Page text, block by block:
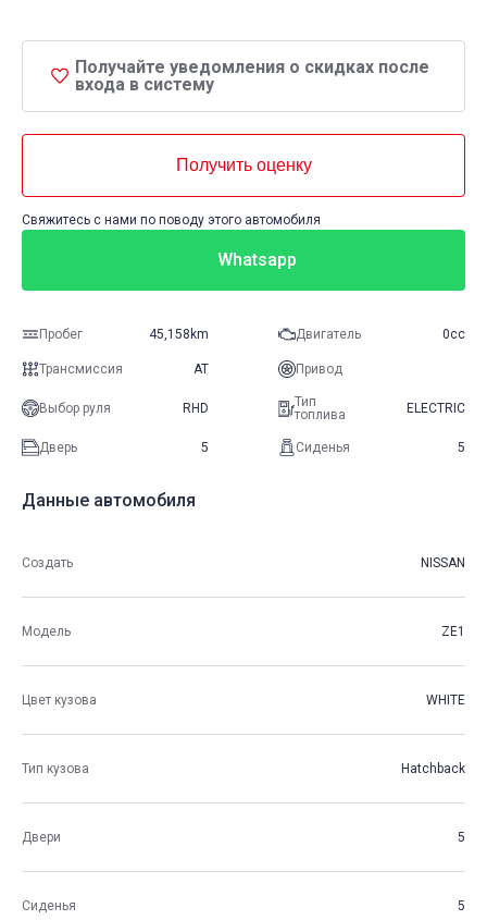
Получайте уведомления о скидках после
входа в систему
Получить оценку
Свяжитесь с нами по поводу этого автомобиля
Whatsapp
Пробег 45,158km Двигатель 0cc
Трансмиссия AT Привод
Выбор руля RHD
Тип
топлива
ELECTRIC
Дверь 5 Сиденья 5
Данные автомобиля
Создать NISSAN
Модель ZE1
Цвет кузова WHITE
Тип кузова Hatchback
Двери 5
Сиденья 5